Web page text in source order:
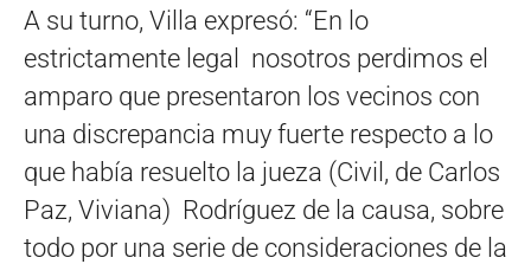
A su turno, Villa expresó: “En lo
estrictamente legal nosotros perdimos el
amparo que presentaron los vecinos con
una discrepancia muy fuerte respecto a lo
que había resuelto la jueza (Civil, de Carlos
Paz, Viviana) Rodríguez de la causa, sobre
todo por una serie de consideraciones de la